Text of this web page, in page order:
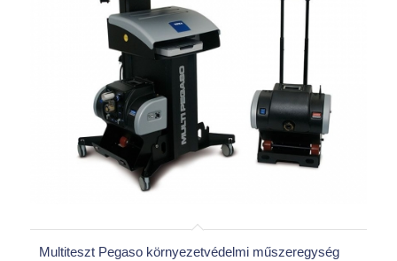
Multiteszt Pegaso környezetvédelmi műszeregység